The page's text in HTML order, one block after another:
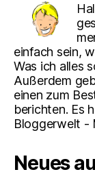
einfach sein,
Was ich alles
Außerdem
einen zum
berichten. Es
Bloggerwelt -
Neues